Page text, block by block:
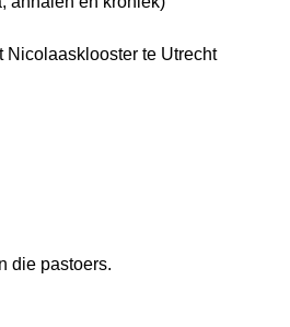
Nicolaasklooster te Utrecht
die pastoers.